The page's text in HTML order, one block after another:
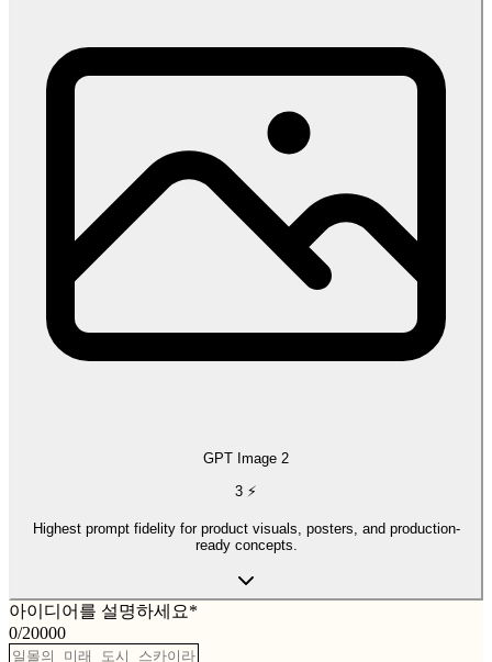
GPT Image 2
3 ⚡
Highest prompt fidelity for product visuals, posters, and production-
ready concepts.
아이디어를 설명하세요*
0/20000